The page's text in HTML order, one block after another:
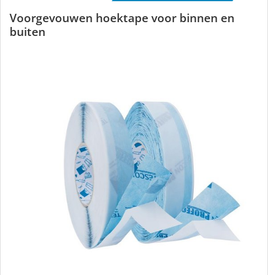
TESCON
Voorgevouwen hoektape voor binnen en
buiten